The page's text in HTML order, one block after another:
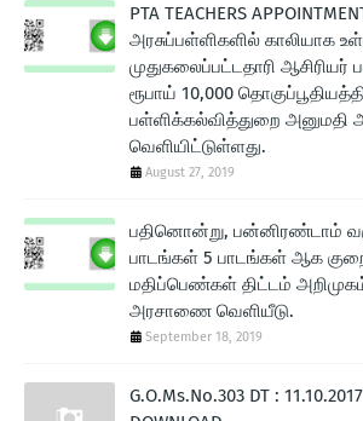
PTA TEACHERS
அரசுப்பள்ளிகளில் காலியாக
முதுகலைப்பட்டதாரி
ரூபாய் 10,000
பள்ளிக்கல்வித்துறை
வெளியிட்டுள்ளது.
August 27, 2019
பதினொன்று, பன்னிரண்டாம்
பாடங்கள் 5 பாடங்கள் ஆக
மதிப்பெண்கள் திட்டம்
அரசாணை வெளியீடு.
September 18, 2019
G.O.Ms.No.303 DT :